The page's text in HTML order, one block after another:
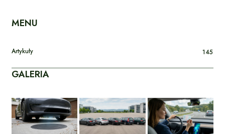
MENU
Artykuły 145
GALERIA